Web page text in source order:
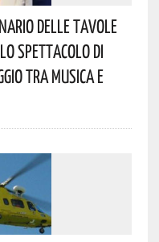
Delle Tavole
Spettacolo Di
Tra Musica E